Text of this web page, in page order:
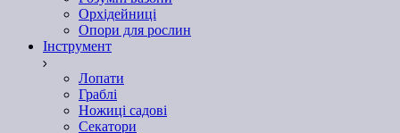
Орхідейниці
Опори для рослин
Інструмент
Лопати
Граблі
Ножиці садові
Секатори